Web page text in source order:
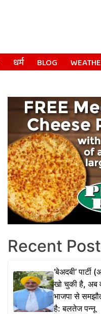
धर्म BLOG
Recent
‘बेअदबी’
खो चुकी है, अब
भाजपा से
है: बलतेज पन्नू